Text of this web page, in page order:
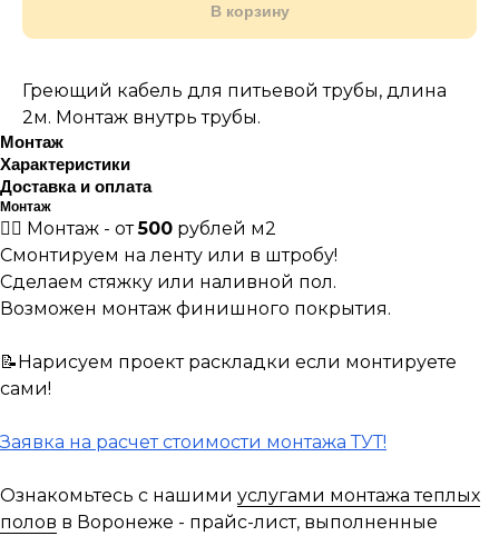
В корзину
Греющий кабель для питьевой трубы, длина
2м. Монтаж внутрь трубы.
Монтаж
Характеристики
Доставка и оплата
Монтаж
👷‍♀️ Монтаж - от500 рублей м2
Смонтируем на ленту или в штробу!
Сделаем стяжку или наливной пол.
Возможен монтаж финишного покрытия.
📝Нарисуем проект раскладки если монтируете
сами!
Заявка на расчет стоимости монтажа ТУТ!
Ознакомьтесь с нашими услугами монтажа теплых
полов в Воронеже - прайс-лист, выполненные